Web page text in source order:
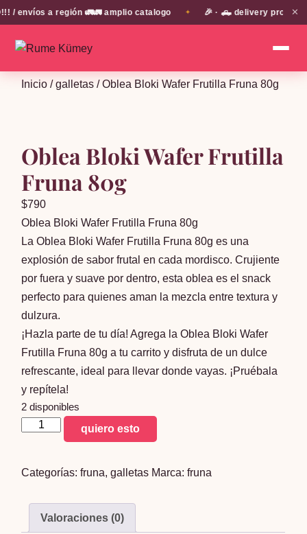
envíos a región 🚛🚛 amplio catalogo 🎉 · 🛻 delivery propio en
✕
Inicio /galletas / Oblea Bloki Wafer Frutilla Fruna 80g
Oblea Bloki Wafer Frutilla
Fruna 80g
$790
Oblea Bloki Wafer Frutilla Fruna 80g
La Oblea Bloki Wafer Frutilla Fruna 80g es una
explosión de sabor frutal en cada mordisco. Crujiente
por fuera y suave por dentro, esta oblea es el snack
perfecto para quienes aman la mezcla entre textura y
dulzura.
¡Hazla parte de tu día! Agrega la Oblea Bloki Wafer
Frutilla Fruna 80g a tu carrito y disfruta de un dulce
refrescante, ideal para llevar donde vayas. ¡Pruébala
y repítela!
2 disponibles
Oblea
Frutilla
quiero esto
Categorías:fruna,galletas Marca:fruna
Valoraciones (0)